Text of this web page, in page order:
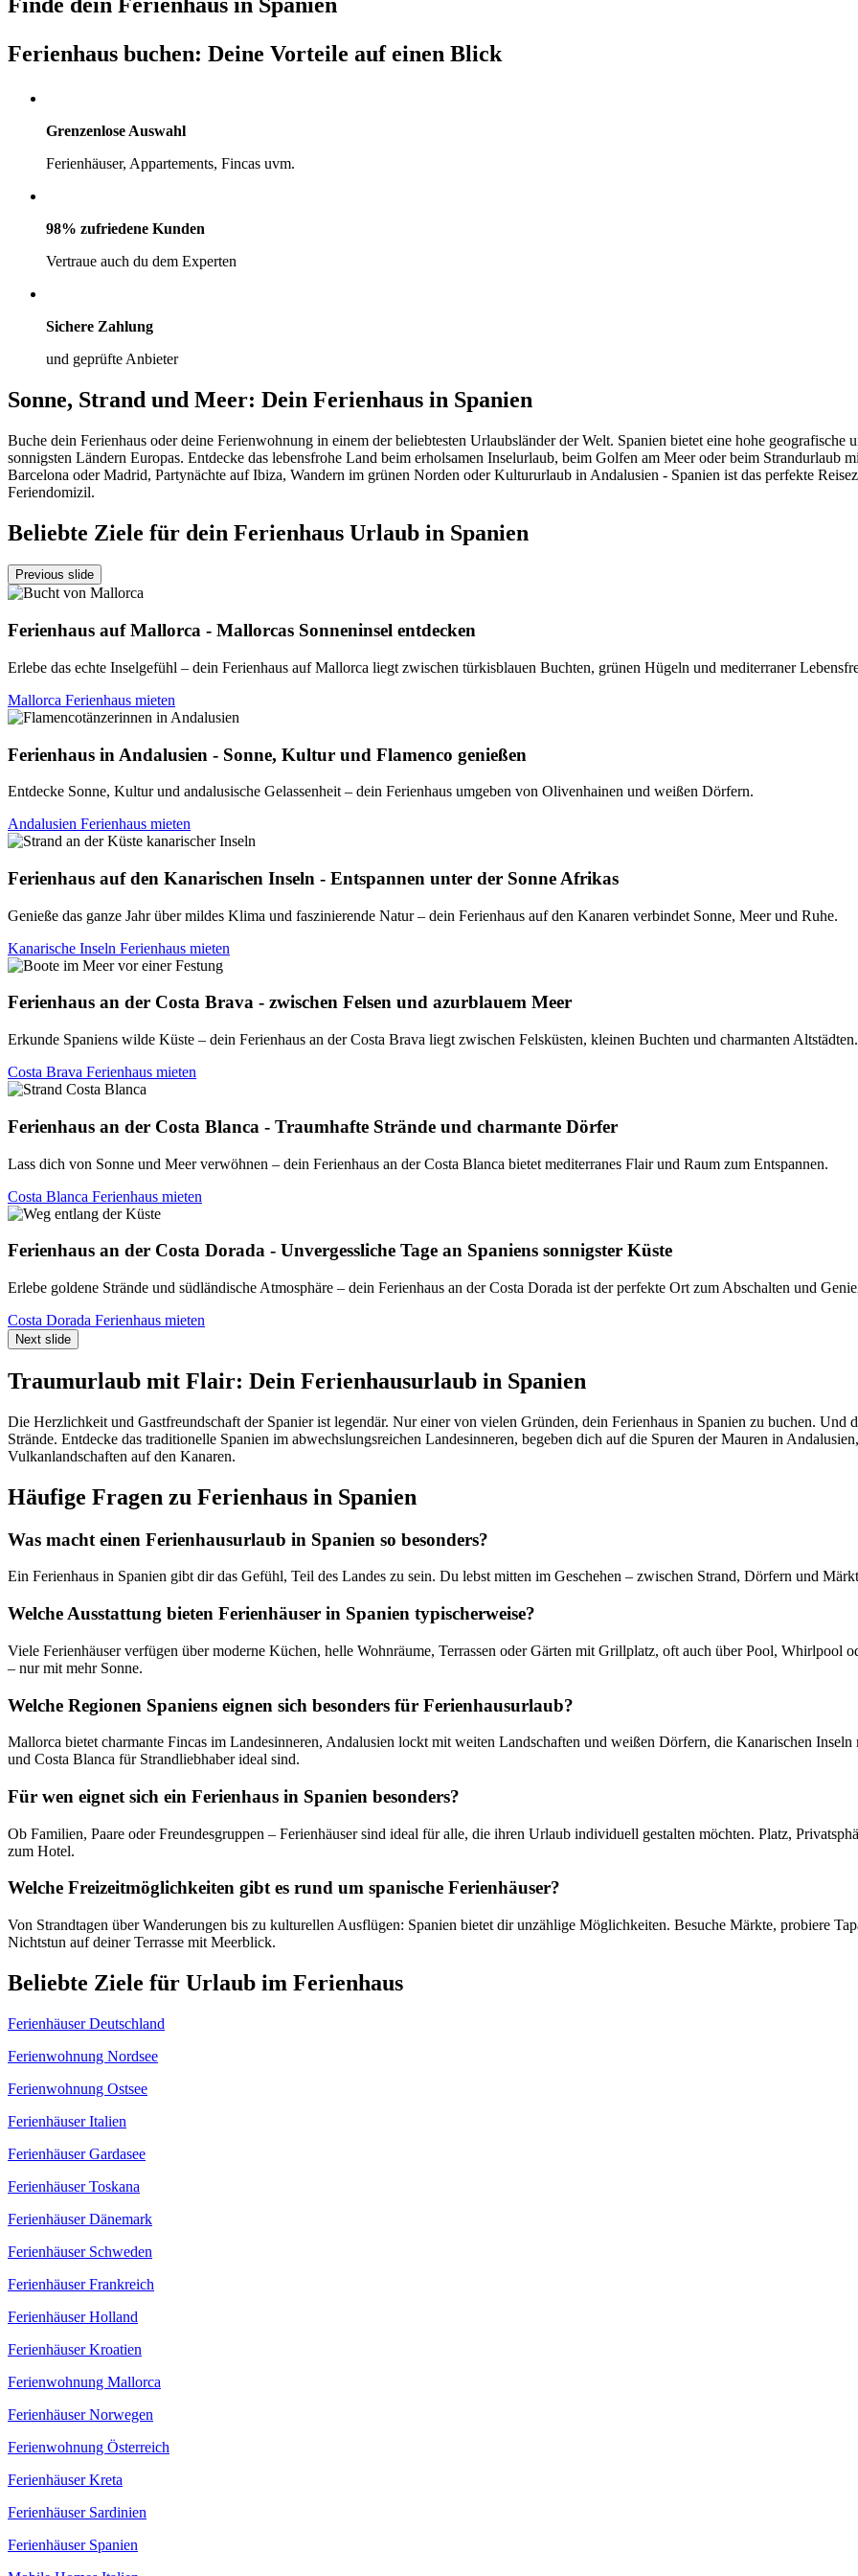
Ferienhaus buchen: Deine Vorteile auf einen Blick
Grenzenlose Auswahl
Ferienhäuser, Appartements, Fincas uvm.
98% zufriedene Kunden
Vertraue auch du dem Experten
Sichere Zahlung
und geprüfte Anbieter
Sonne, Strand und Meer: Dein Ferienhaus in Spanien
Buche dein Ferienhaus oder deine Ferienwohnung in einem der beliebtesten Urlaubsländer der Welt. Spanien bietet eine hohe
sonnigsten Ländern Europas. Entdecke das lebensfrohe Land beim erholsamen Inselurlaub, beim Golfen am Meer oder beim Strandurlaub
Barcelona oder Madrid, Partynächte auf Ibiza, Wandern im grünen Norden oder Kultururlaub in Andalusien - Spanien ist das perfekte
Feriendomizil.
Beliebte Ziele für dein Ferienhaus Urlaub in Spanien
Previous slide
Ferienhaus auf Mallorca - Mallorcas Sonneninsel entdecken
Erlebe das echte Inselgefühl – dein Ferienhaus auf Mallorca liegt zwischen türkisblauen Buchten, grünen Hügeln und mediterraner
Mallorca Ferienhaus mieten
Ferienhaus in Andalusien - Sonne, Kultur und Flamenco genießen
Entdecke Sonne, Kultur und andalusische Gelassenheit – dein Ferienhaus umgeben von Olivenhainen und weißen Dörfern.
Andalusien Ferienhaus mieten
Ferienhaus auf den Kanarischen Inseln - Entspannen unter der Sonne Afrikas
Genieße das ganze Jahr über mildes Klima und faszinierende Natur – dein Ferienhaus auf den Kanaren verbindet Sonne, Meer und Ruhe.
Kanarische Inseln Ferienhaus mieten
Ferienhaus an der Costa Brava - zwischen Felsen und azurblauem Meer
Erkunde Spaniens wilde Küste – dein Ferienhaus an der Costa Brava liegt zwischen Felsküsten, kleinen Buchten und charmanten Altstädten.
Costa Brava Ferienhaus mieten
Ferienhaus an der Costa Blanca - Traumhafte Strände und charmante Dörfer
Lass dich von Sonne und Meer verwöhnen – dein Ferienhaus an der Costa Blanca bietet mediterranes Flair und Raum zum Entspannen.
Costa Blanca Ferienhaus mieten
Ferienhaus an der Costa Dorada - Unvergessliche Tage an Spaniens sonnigster Küste
Erlebe goldene Strände und südländische Atmosphäre – dein Ferienhaus an der Costa Dorada ist der perfekte Ort zum Abschalten und
Costa Dorada Ferienhaus mieten
Next slide
Traumurlaub mit Flair: Dein Ferienhausurlaub in Spanien
Die Herzlichkeit und Gastfreundschaft der Spanier ist legendär. Nur einer von vielen Gründen, dein Ferienhaus in Spanien zu buchen. Und
Strände. Entdecke das traditionelle Spanien im abwechslungsreichen Landesinneren, begeben dich auf die Spuren der Mauren in
Vulkanlandschaften auf den Kanaren.
Häufige Fragen zu Ferienhaus in Spanien
Was macht einen Ferienhausurlaub in Spanien so besonders?
Ein Ferienhaus in Spanien gibt dir das Gefühl, Teil des Landes zu sein. Du lebst mitten im Geschehen – zwischen Strand, Dörfern und
Welche Ausstattung bieten Ferienhäuser in Spanien typischerweise?
Viele Ferienhäuser verfügen über moderne Küchen, helle Wohnräume, Terrassen oder Gärten mit Grillplatz, oft auch über Pool,
– nur mit mehr Sonne.
Welche Regionen Spaniens eignen sich besonders für Ferienhausurlaub?
Mallorca bietet charmante Fincas im Landesinneren, Andalusien lockt mit weiten Landschaften und weißen Dörfern, die Kanarischen
und Costa Blanca für Strandliebhaber ideal sind.
Für wen eignet sich ein Ferienhaus in Spanien besonders?
Ob Familien, Paare oder Freundesgruppen – Ferienhäuser sind ideal für alle, die ihren Urlaub individuell gestalten möchten. Platz,
zum Hotel.
Welche Freizeitmöglichkeiten gibt es rund um spanische Ferienhäuser?
Von Strandtagen über Wanderungen bis zu kulturellen Ausflügen: Spanien bietet dir unzählige Möglichkeiten. Besuche Märkte, probiere
Nichtstun auf deiner Terrasse mit Meerblick.
Beliebte Ziele für Urlaub im Ferienhaus
Ferienhäuser Deutschland
Ferienwohnung Nordsee
Ferienwohnung Ostsee
Ferienhäuser Italien
Ferienhäuser Gardasee
Ferienhäuser Toskana
Ferienhäuser Dänemark
Ferienhäuser Schweden
Ferienhäuser Frankreich
Ferienhäuser Holland
Ferienhäuser Kroatien
Ferienwohnung Mallorca
Ferienhäuser Norwegen
Ferienwohnung Österreich
Ferienhäuser Kreta
Ferienhäuser Sardinien
Ferienhäuser Spanien